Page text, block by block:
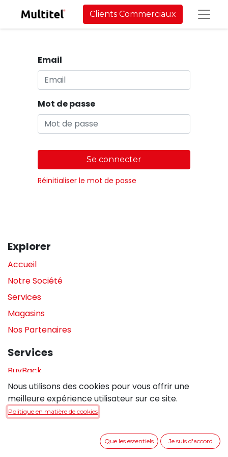
Clients Commerciaux
Email
Mot de passe
Se connecter
Réinitialiser le mot de passe
Explorer
Accueil
Notre Société
Services
Magasins
Nos Partenaires
Services
BuyBack
Assistance en magasin
Réparations
Politique de confidentialité
Nous utilisons des cookies pour vous offrir une
meilleure expérience utilisateur sur ce site.
Politique en matière de cookies
Que les essentiels Je suis d'accord